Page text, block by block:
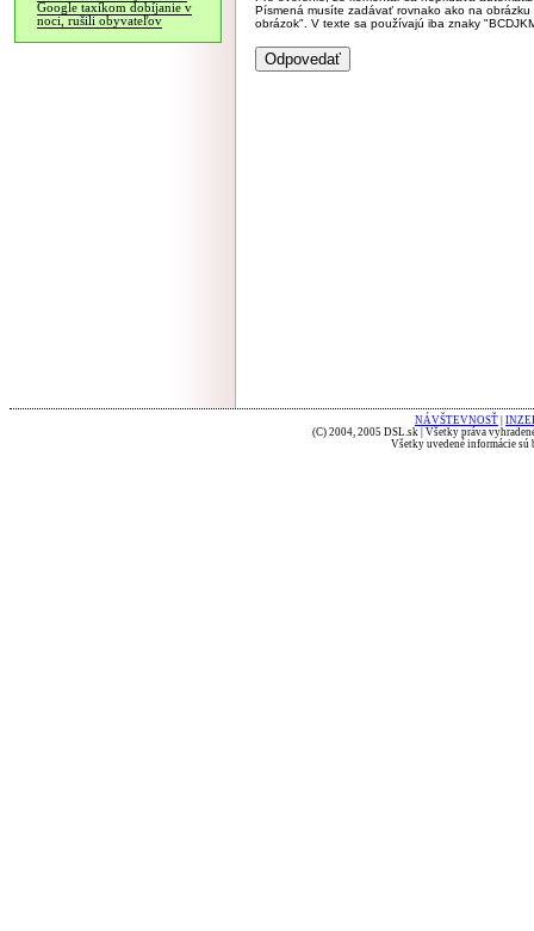
Google taxíkom dobíjanie v
noci, rušili obyvateľov
Písmená musíte zadávať rovnako ako na
obrázok". V texte sa používajú iba znaky
NÁVŠTEVNOSŤ
(C) 2004, 2005 DSL.sk | Všetky práva
Všetky uvedené informácie sú